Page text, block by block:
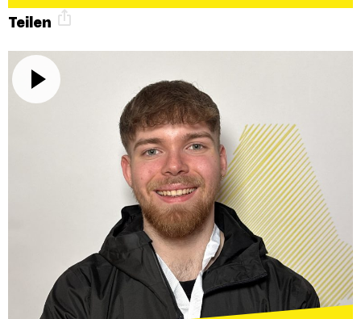
Teilen